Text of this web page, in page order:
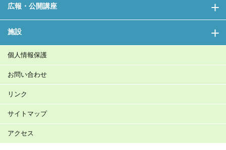
広報・公開講座
施設
個人情報保護
お問い合わせ
リンク
サイトマップ
アクセス